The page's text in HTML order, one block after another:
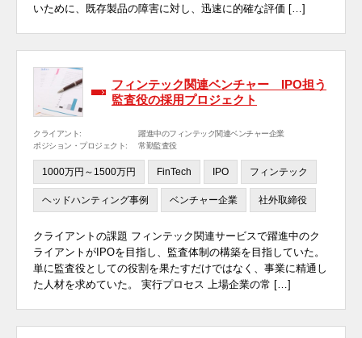
いために、既存製品の障害に対し、迅速に的確な評価 […]
フィンテック関連ベンチャー IPO担う
監査役の採用プロジェクト
クライアント:
躍進中のフィンテック関連ベンチャー企業
ポジション・プロジェクト:
常勤監査役
1000万円～1500万円 FinTech IPO フィンテック
ヘッドハンティング事例 ベンチャー企業 社外取締役
クライアントの課題 フィンテック関連サービスで躍進中のク
ライアントがIPOを目指し、監査体制の構築を目指していた。
単に監査役としての役割を果たすだけではなく、事業に精通し
た人材を求めていた。 実行プロセス 上場企業の常 […]